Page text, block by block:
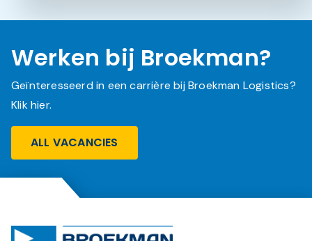
Werken bij Broekman?
Geïnteresseerd in een carrière bij Broekman Logistics?
Klik hier.
ALL VACANCIES